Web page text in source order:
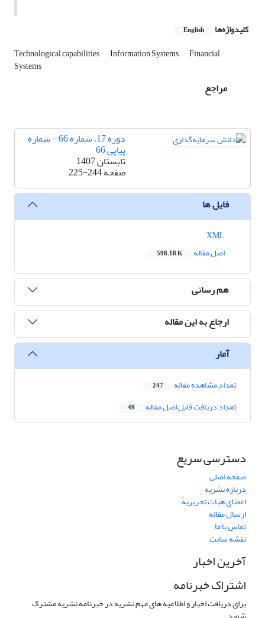
کلیدواژه‌ها English
Technological capabilities Information Systems Financial
Systems
مراجع
دوره 17، شماره 66 - شماره
پیاپی 66
تابستان 1407
صفحه225-244
فایل ها
اصل مقاله
598.18 K
هم رسانی
ارجاع به این مقاله
آمار
تعداد مشاهده مقاله 247
تعداد دریافت فایل اصل مقاله 49
دسترسی سریع
صفحه اصلی
درباره نشریه
اعضای هیات تحریریه
ارسال مقاله
تماس با ما
نقشه سایت
آخرین اخبار
اشتراک خبرنامه
برای دریافت اخبار و اطلاعیه های مهم نشریه در خبرنامه نشریه مشترک